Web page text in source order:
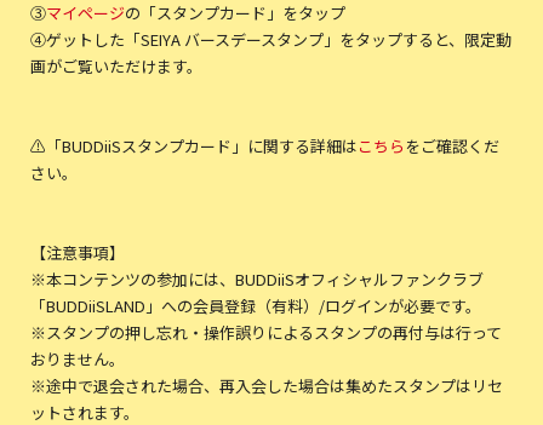
③マイページの「スタンプカード」をタップ
④ゲットした「SEIYA バースデースタンプ」をタップすると、限定動
画がご覧いただけます。
⚠️「BUDDiiSスタンプカード」に関する詳細はこちら をご確認くだ
さい。
【注意事項】
※本コンテンツの参加には、BUDDiiSオフィシャルファンクラブ
「BUDDiiSLAND」への会員登録（有料）/ログインが必要です。
※スタンプの押し忘れ・操作誤りによるスタンプの再付与は行って
おりません。
※途中で退会された場合、再入会した場合は集めたスタンプはリセ
ットされます。